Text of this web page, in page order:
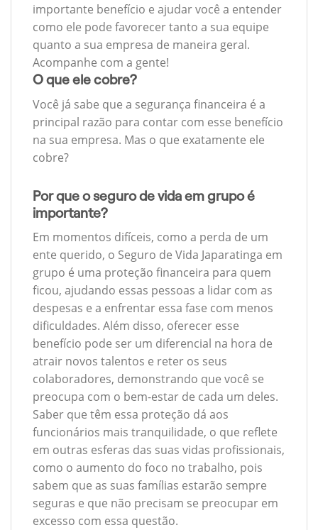
importante benefício e ajudar você a entender
como ele pode favorecer tanto a sua equipe
quanto a sua empresa de maneira geral.
Acompanhe com a gente!
O que ele cobre?
Você já sabe que a segurança financeira é a
principal razão para contar com esse benefício
na sua empresa. Mas o que exatamente ele
cobre?
Por que o seguro de vida em grupo é
importante?
Em momentos difíceis, como a perda de um
ente querido, o Seguro de Vida Japaratinga em
grupo é uma proteção financeira para quem
ficou, ajudando essas pessoas a lidar com as
despesas e a enfrentar essa fase com menos
dificuldades. Além disso, oferecer esse
benefício pode ser um diferencial na hora de
atrair novos talentos e reter os seus
colaboradores, demonstrando que você se
preocupa com o bem-estar de cada um deles.
Saber que têm essa proteção dá aos
funcionários mais tranquilidade, o que reflete
em outras esferas das suas vidas profissionais,
como o aumento do foco no trabalho, pois
sabem que as suas famílias estarão sempre
seguras e que não precisam se preocupar em
excesso com essa questão.